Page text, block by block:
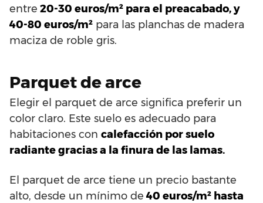
entre 20-30 euros/m² para el preacabado, y
40-80 euros/m² para las planchas de madera
maciza de roble gris.
Parquet de arce
Elegir el parquet de arce significa preferir un
color claro. Este suelo es adecuado para
habitaciones con calefacción por suelo
radiante gracias a la finura de las lamas.
El parquet de arce tiene un precio bastante
alto, desde un mínimo de 40 euros/m² hasta